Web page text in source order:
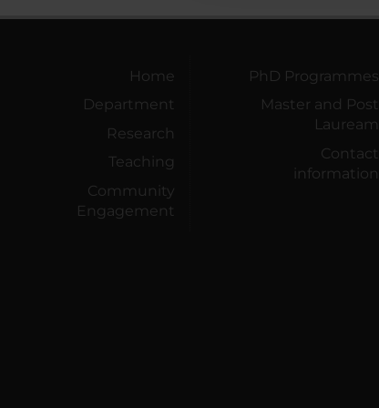
Home
Department
Research
Teaching
Community
Engagement
PhD Programmes
Master and Post
Lauream
Contact
information